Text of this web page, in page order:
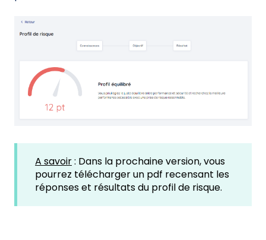
A savoir: Dans la prochaine version, vous
pourrez télécharger un pdf recensant les
réponses et résultats du profil de risque.